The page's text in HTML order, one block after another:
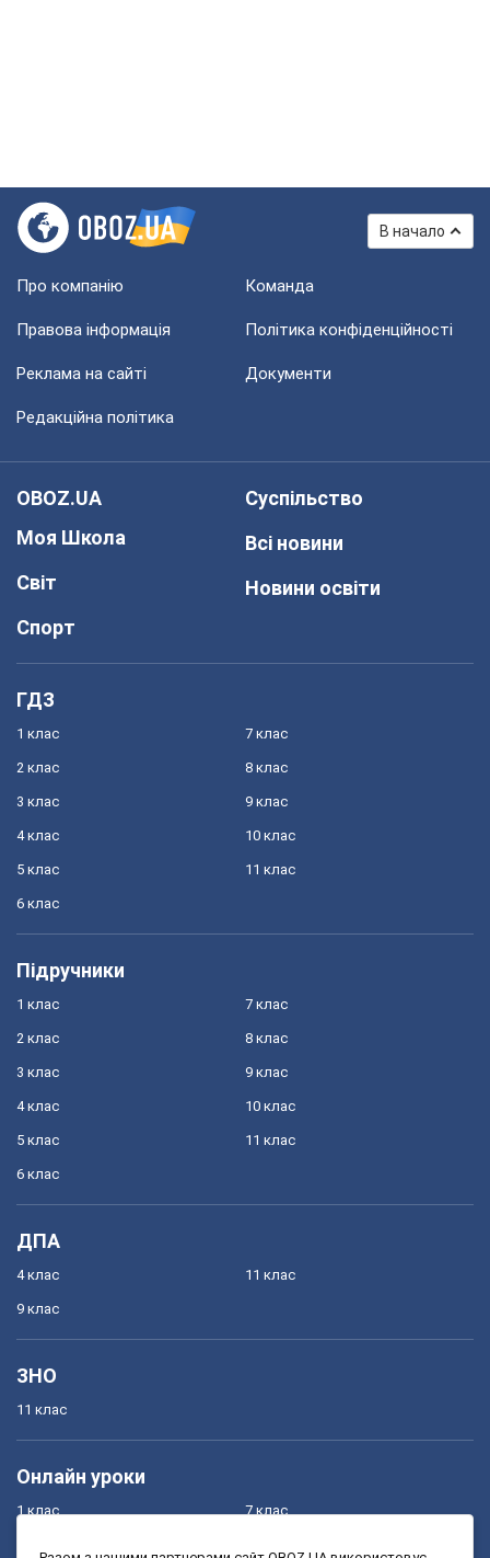
В начало
Про компанію Команда
Правова інформація Політика конфіденційності
Реклама на сайті Документи
Редакційна політика
OBOZ.UA
Моя Школа
Світ
Спорт
Суспільство
Всі новини
Новини освіти
ГДЗ
1 клас
2 клас
3 клас
4 клас
5 клас
6 клас
7 клас
8 клас
9 клас
10 клас
11 клас
Підручники
1 клас
2 клас
3 клас
4 клас
5 клас
6 клас
7 клас
8 клас
9 клас
10 клас
11 клас
ДПА
4 клас
9 клас
11 клас
ЗНО
11 клас
Онлайн уроки
1 клас 7 клас